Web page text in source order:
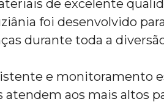
de excelente
foi desenvolvido
durante toda a
e monitoramento
atendem aos mais altos